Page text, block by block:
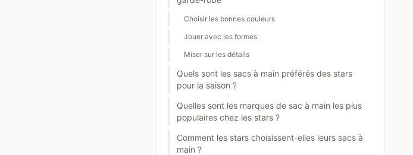
Choisir les bonnes couleurs
Jouer avec les formes
Miser sur les détails
Quels sont les sacs à main préférés des stars
pour la saison ?
Quelles sont les marques de sac à main les plus
populaires chez les stars ?
Comment les stars choisissent-elles leurs sacs à
main ?